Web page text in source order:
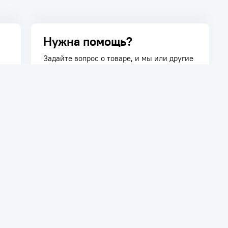
Нужна помощь?
Задайте вопрос о товаре, и мы или другие